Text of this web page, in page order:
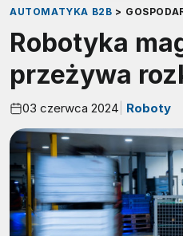
AUTOMATYKA B2B >
Robotyka
przeżywa
03 czerwca 2024 Roboty